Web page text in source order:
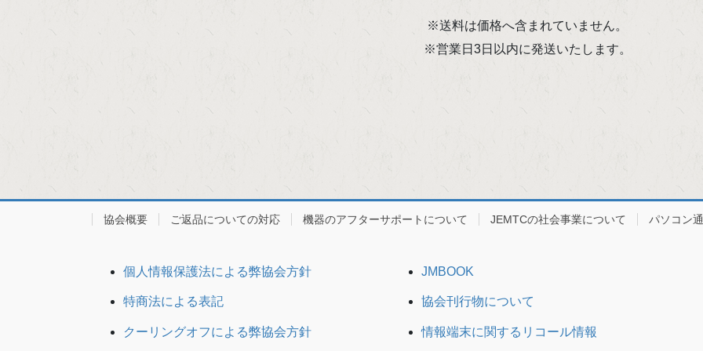
※送料は価格へ含まれていません。
※営業日3日以内に発送いたします。
協会概要 ご返品についての対応 機器のアフターサポートについて JEMTCの社会事業について パソコン
個人情報保護法による弊協会方針
特商法による表記
クーリングオフによる弊協会方針
JMBOOK
協会刊行物について
情報端末に関するリコール情報